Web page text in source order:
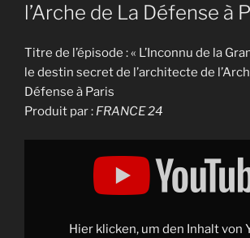
l’Arche de La Défense à
Titre de l’épisode : « L’Inconnu de la
le destin secret de l’architecte de
Défense à Paris
Produit par : FRANCE 24
Display
Hier klicken, um den Inhalt von